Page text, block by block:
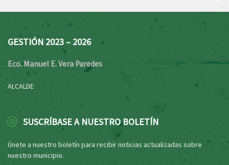
GESTIÓN 2023 – 2026
Eco. Manuel E. Vera Paredes
ALCALDE
SUSCRÍBASE A NUESTRO BOLETÍN
Únete a nuestro boletín para recibir noticias actualizadas sobre
nuestro municipio.